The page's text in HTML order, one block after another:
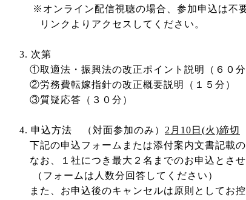
※オンライン配信視聴の場合、参加申込は不
リンクよりアクセスしてください。
3. 次第
①取適法・振興法の改正ポイント説明（６０分
②労務費転嫁指針の改正概要説明（１５分）
③質疑応答（３０分）
4. 申込方法 （対面参加のみ） 2月10日(火)締切
下記の申込フォームまたは添付案内文書記載の
なお、１社につき最大２名までのお申込とさせ
（フォームは人数分回答してください）
また、お申込後のキャンセルは原則としてお控